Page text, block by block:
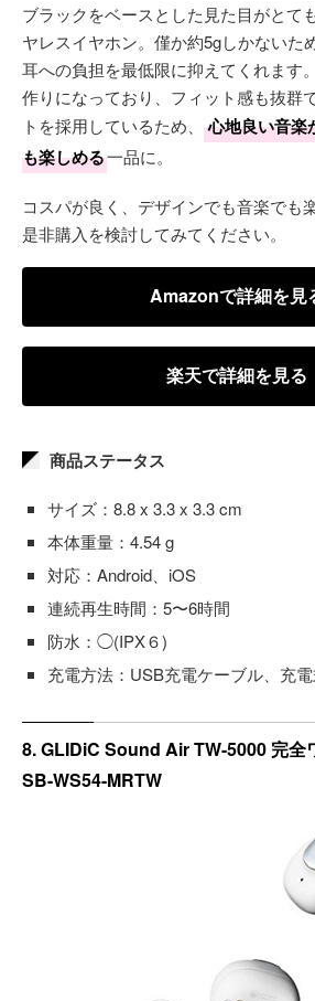
ブラックをベースとした見た目がとて
ヤレスイヤホン。僅か約5gしかないた
耳への負担を最低限に抑えてくれます
作りになっており、フィット感も抜群
トを採用しているため、
心地良い音楽
も楽しめる一品に。
コスパが良く、デザインでも音楽でも
是非購入を検討してみてください。
Amazonで詳細を見
楽天で詳細を見る
商品ステータス
サイズ：8.8 x 3.3 x 3.3 cm
本体重量：4.54 g
対応：Android、iOS
連続再生時間：5〜6時間
防水：◯(IPX６)
充電方法：USB充電ケーブル、充
8. GLIDiC Sound Air TW-5000 完全
SB-WS54-MRTW